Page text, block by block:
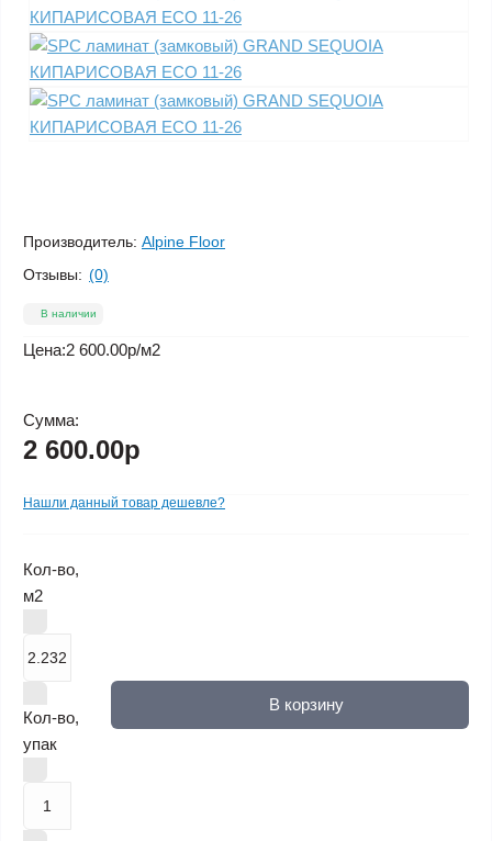
Производитель: Alpine Floor
Отзывы: (0)
В наличии
Цена:2 600.00р/м2
Сумма:
2 600.00р
Нашли данный товар дешевле?
Кол-во,
м2
Кол-во,
упак
В корзину